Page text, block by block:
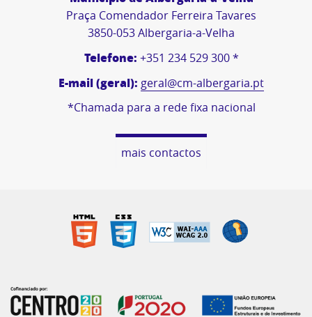
Praça Comendador Ferreira Tavares
3850-053 Albergaria-a-Velha
Telefone: +351 234 529 300 *
E-mail (geral): geral@cm-albergaria.pt
*Chamada para a rede fixa nacional
mais contactos